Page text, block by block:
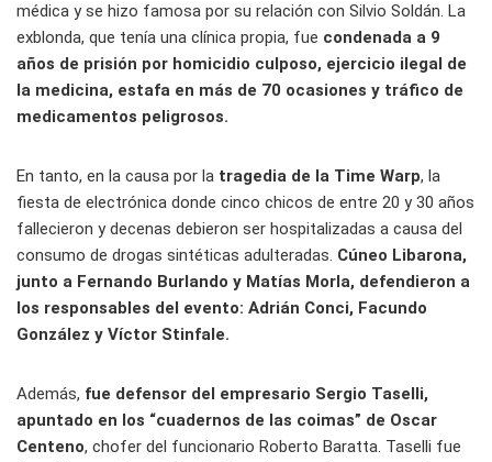
médica y se hizo famosa por su relación con Silvio Soldán. La
exblonda, que tenía una clínica propia, fue condenada a 9
años de prisión por homicidio culposo, ejercicio ilegal de
la medicina, estafa en más de 70 ocasiones y tráfico de
medicamentos peligrosos.
En tanto, en la causa por la tragedia de la Time Warp, la
fiesta de electrónica donde cinco chicos de entre 20 y 30 años
fallecieron y decenas debieron ser hospitalizadas a causa del
consumo de drogas sintéticas adulteradas. Cúneo Libarona,
junto a Fernando Burlando y Matías Morla, defendieron a
los responsables del evento: Adrián Conci, Facundo
González y Víctor Stinfale.
Además, fue defensor del empresario Sergio Taselli,
apuntado en los “cuadernos de las coimas” de Oscar
Centeno, chofer del funcionario Roberto Baratta. Taselli fue